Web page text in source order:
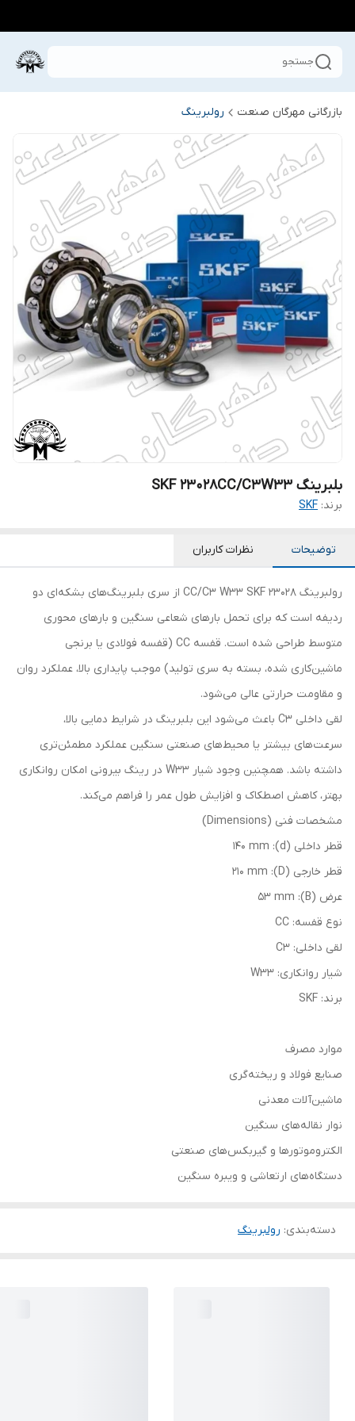
جستجو
بازرگانی مهرگان صنعت رولبرینگ
بلبرینگ SKF 23028CC/C3W33
برند: SKF
توضیحات نظرات کاربران
رولبرینگ 23028 CC/C3 W33 SKF از سری بلبرینگ‌های بشکه‌ای دو
ردیفه است که برای تحمل بارهای شعاعی سنگین و بارهای محوری
متوسط طراحی شده است. قفسه CC (قفسه فولادی یا برنجی
ماشین‌کاری شده، بسته به سری تولید) موجب پایداری بالا، عملکرد روان
و مقاومت حرارتی عالی می‌شود.
لقی داخلی C3 باعث می‌شود این بلبرینگ در شرایط دمایی بالا،
سرعت‌های بیشتر یا محیط‌های صنعتی سنگین عملکرد مطمئن‌تری
داشته باشد. همچنین وجود شیار W33 در رینگ بیرونی امکان روانکاری
بهتر، کاهش اصطکاک و افزایش طول عمر را فراهم می‌کند.
مشخصات فنی (Dimensions)
قطر داخلی (d): 140 mm
قطر خارجی (D): 210 mm
عرض (B): 53 mm
نوع قفسه: CC
لقی داخلی: C3
شیار روانکاری: W33
برند: SKF
موارد مصرف
صنایع فولاد و ریخته‌گری
ماشین‌آلات معدنی
نوار نقاله‌های سنگین
الکتروموتورها و گیربکس‌های صنعتی
دستگاه‌های ارتعاشی و ویبره سنگین
دسته‌بندی: رولبرینگ